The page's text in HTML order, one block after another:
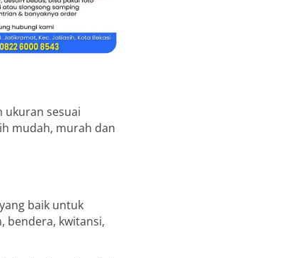
ukuran sesuai
mudah, murah dan
baik untuk
bendera, kwitansi,